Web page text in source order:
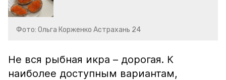
Фото: Ольга Корженко Астрахань 24
Не вся рыбная икра – дорогая. К
наиболее доступным вариантам,